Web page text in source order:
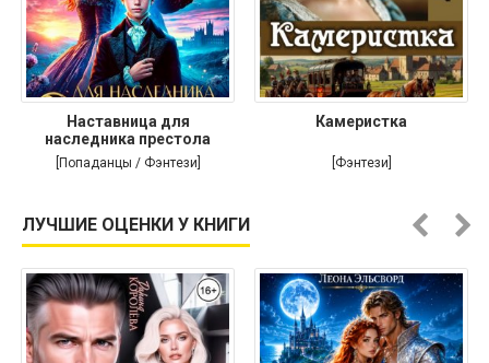
Наставница для
наследника престола
[Попаданцы / Фэнтези]
Камеристка
[Фэнтези]
ЛУЧШИЕ ОЦЕНКИ У КНИГИ